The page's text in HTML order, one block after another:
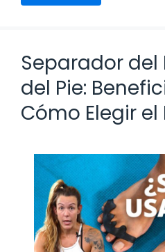
Separador del
del Pie:
Cómo Elegir el